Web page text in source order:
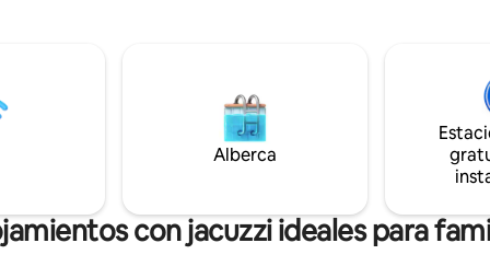
justo en el centro de
que vienes a ver al
Lancaster. Cerca de todo,
bosque, para disfrutar de un
parrilla/herramientas portátiles
propano de 12pulgadas en el
cobertizo del porche trasero.
Lititz, Lancaster, Reading,
Sports Complex, Dutch
Alberca
con jacuzzi ideales para